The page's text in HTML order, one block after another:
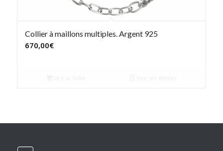
Collier à maillons multiples. Argent 925
670,00€